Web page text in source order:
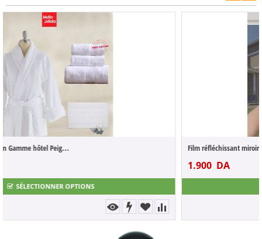
-50%
Film réfléchissant miroir pour fenêtre et...
3.800